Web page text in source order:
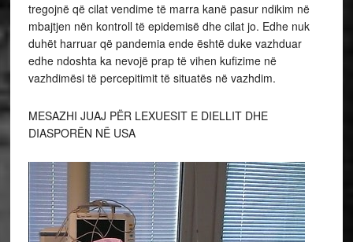
tregojnë që cilat vendime të marra kanë pasur ndikim në
mbajtjen nën kontroll të epidemisë dhe cilat jo. Edhe nuk
duhët harruar që pandemia ende është duke vazhduar
edhe ndoshta ka nevojë prap të vihen kufizime në
vazhdimësi të percepitimit të situatës në vazhdim.
MESAZHI JUAJ PËR LEXUESIT E DIELLIT DHE
DIASPORËN NË USA